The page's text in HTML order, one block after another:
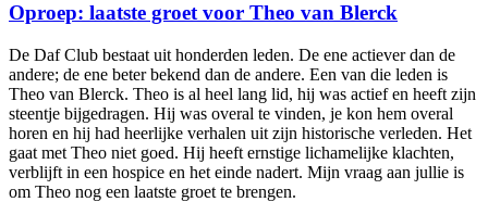
Oproep: laatste groet voor Theo van Blerck
De Daf Club bestaat uit honderden leden. De ene actiever dan de
andere; de ene beter bekend dan de andere. Een van die leden is
Theo van Blerck. Theo is al heel lang lid, hij was actief en heeft zijn
steentje bijgedragen. Hij was overal te vinden, je kon hem overal
horen en hij had heerlijke verhalen uit zijn historische verleden. Het
gaat met Theo niet goed. Hij heeft ernstige lichamelijke klachten,
verblijft in een hospice en het einde nadert. Mijn vraag aan jullie is
om Theo nog een laatste groet te brengen.